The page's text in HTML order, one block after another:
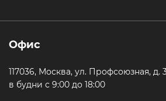
Офис
117036, Москва, ул. Профсоюзная, д.
в будни с 9:00 до 18:00